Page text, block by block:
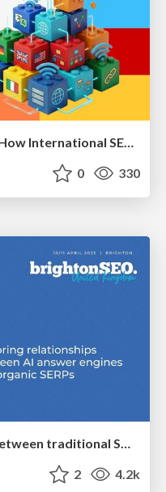
Max Prin - Stacking Signals: How International SEO Comes Together (And Falls Apart)
0 330
Exploring the relationship between traditional SERPs and Gen AI search
2 4.2k